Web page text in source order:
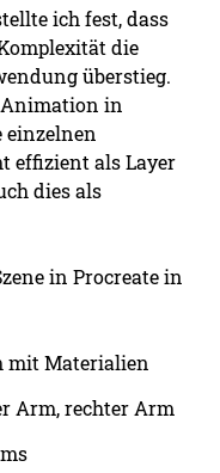
ich fest, dass
die
überstieg.
Animation in
einzelnen
effizient als Layer
dies als
in Procreate in
mit Materialien
Arm, rechter Arm